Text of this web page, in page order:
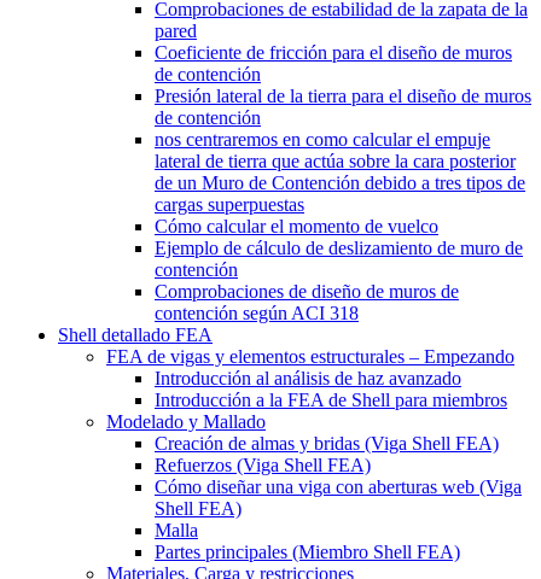
Comprobaciones de estabilidad de la zapata de la
pared
Coeficiente de fricción para el diseño de muros
de contención
Presión lateral de la tierra para el diseño de muros
de contención
nos centraremos en como calcular el empuje
lateral de tierra que actúa sobre la cara posterior
de un Muro de Contención debido a tres tipos de
cargas superpuestas
Cómo calcular el momento de vuelco
Ejemplo de cálculo de deslizamiento de muro de
contención
Comprobaciones de diseño de muros de
contención según ACI 318
Shell detallado FEA
FEA de vigas y elementos estructurales – Empezando
Introducción al análisis de haz avanzado
Introducción a la FEA de Shell para miembros
Modelado y Mallado
Creación de almas y bridas (Viga Shell FEA)
Refuerzos (Viga Shell FEA)
Cómo diseñar una viga con aberturas web (Viga
Shell FEA)
Malla
Partes principales (Miembro Shell FEA)
Materiales, Carga y restricciones